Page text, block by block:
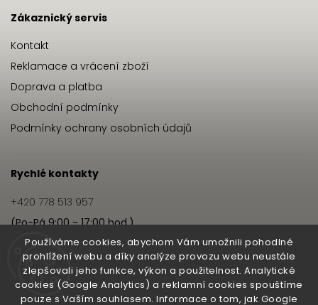
Používáme cookies, abychom Vám umožnili pohodlné
prohlížení webu a díky analýze provozu webu neustále
zlepšovali jeho funkce, výkon a použitelnost. Analytické
cookies (Google Analytics) a reklamní cookies spouštíme
pouze s Vaším souhlasem. Informace o tom, jak Google
Zákaznický servis
Kontakt
Reklamace a vrácení zboží
Doprava a platba
Obchodní podmínky
Podmínky ochrany osobních údajů
Rychlé kontakty
+420 778 513 957
(Po-Pá 9:00 - 17:00 hod.)
info@hairbeat.cz
Hairbeat